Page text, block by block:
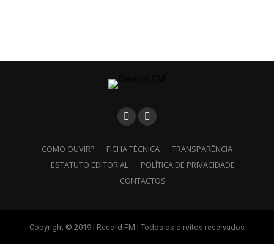
COMO OUVIR? FICHA TÉCNICA
TRANSPARÊNCIA
ESTATUTO EDITORIAL
POLÍTICA DE PRIVACIDADE
CONTACTOS
Copyright © 2019 | Record FM | Todos os direitos reservados